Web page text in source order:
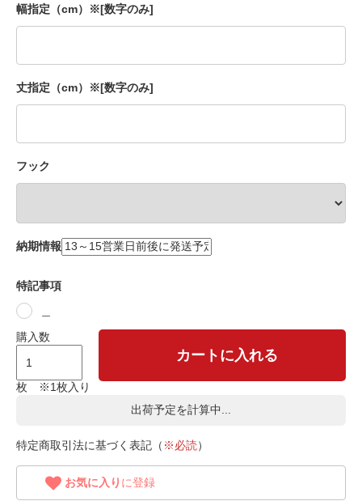
幅指定（cm）※[数字のみ]
丈指定（cm）※[数字のみ]
フック
納期情報
特記事項
購入数
枚 ※1枚入り
カートに入れる
出荷予定を計算中...
特定商取引法に基づく表記（ ※必読）
お気に入り に登録